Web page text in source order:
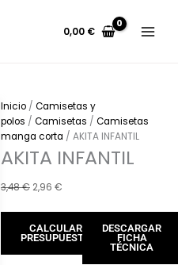
0,00 €
Inicio / Camisetas y
polos / Camisetas / Camisetas
manga corta / AKITA INFANTIL
AKITA INFANTIL
3,48€ El
era:
2,96 €
es:
CALCULAR
PRESUPUESTO
DESCARGAR
FICHA
TÉCNICA